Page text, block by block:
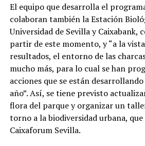
El equipo que desarrolla el
colaboran también la Estación
Universidad de Sevilla y Caixabank,
partir de este momento, y “a la
resultados, el entorno de las
mucho más, para lo cual se han
acciones que se están
año”. Así, se tiene previsto
flora del parque y organizar un
torno a la biodiversidad urbana, que
Caixaforum Sevilla.